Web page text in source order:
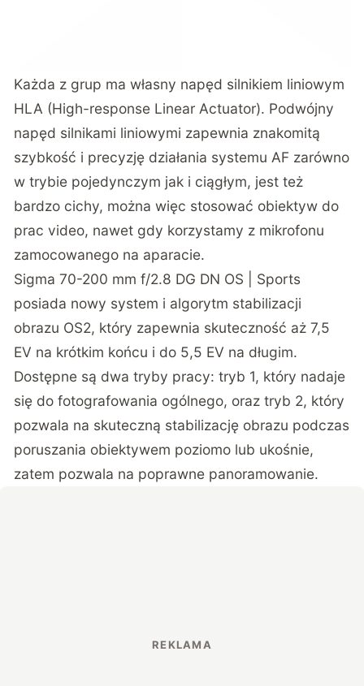
Każda z grup ma własny napęd silnikiem liniowym
HLA (High-response Linear Actuator). Podwójny
napęd silnikami liniowymi zapewnia znakomitą
szybkość i precyzję działania systemu AF zarówno
w trybie pojedynczym jak i ciągłym, jest też
bardzo cichy, można więc stosować obiektyw do
prac video, nawet gdy korzystamy z mikrofonu
zamocowanego na aparacie.
Sigma 70-200 mm f/2.8 DG DN OS | Sports
posiada nowy system i algorytm stabilizacji
obrazu OS2, który zapewnia skuteczność aż 7,5
EV na krótkim końcu i do 5,5 EV na długim.
Dostępne są dwa tryby pracy: tryb 1, który nadaje
się do fotografowania ogólnego, oraz tryb 2, który
pozwala na skuteczną stabilizację obrazu podczas
poruszania obiektywem poziomo lub ukośnie,
zatem pozwala na poprawne panoramowanie.